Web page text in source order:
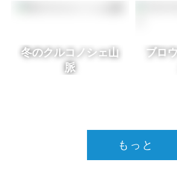
冬のクルコノシェ山
脈
ブロ
もっと